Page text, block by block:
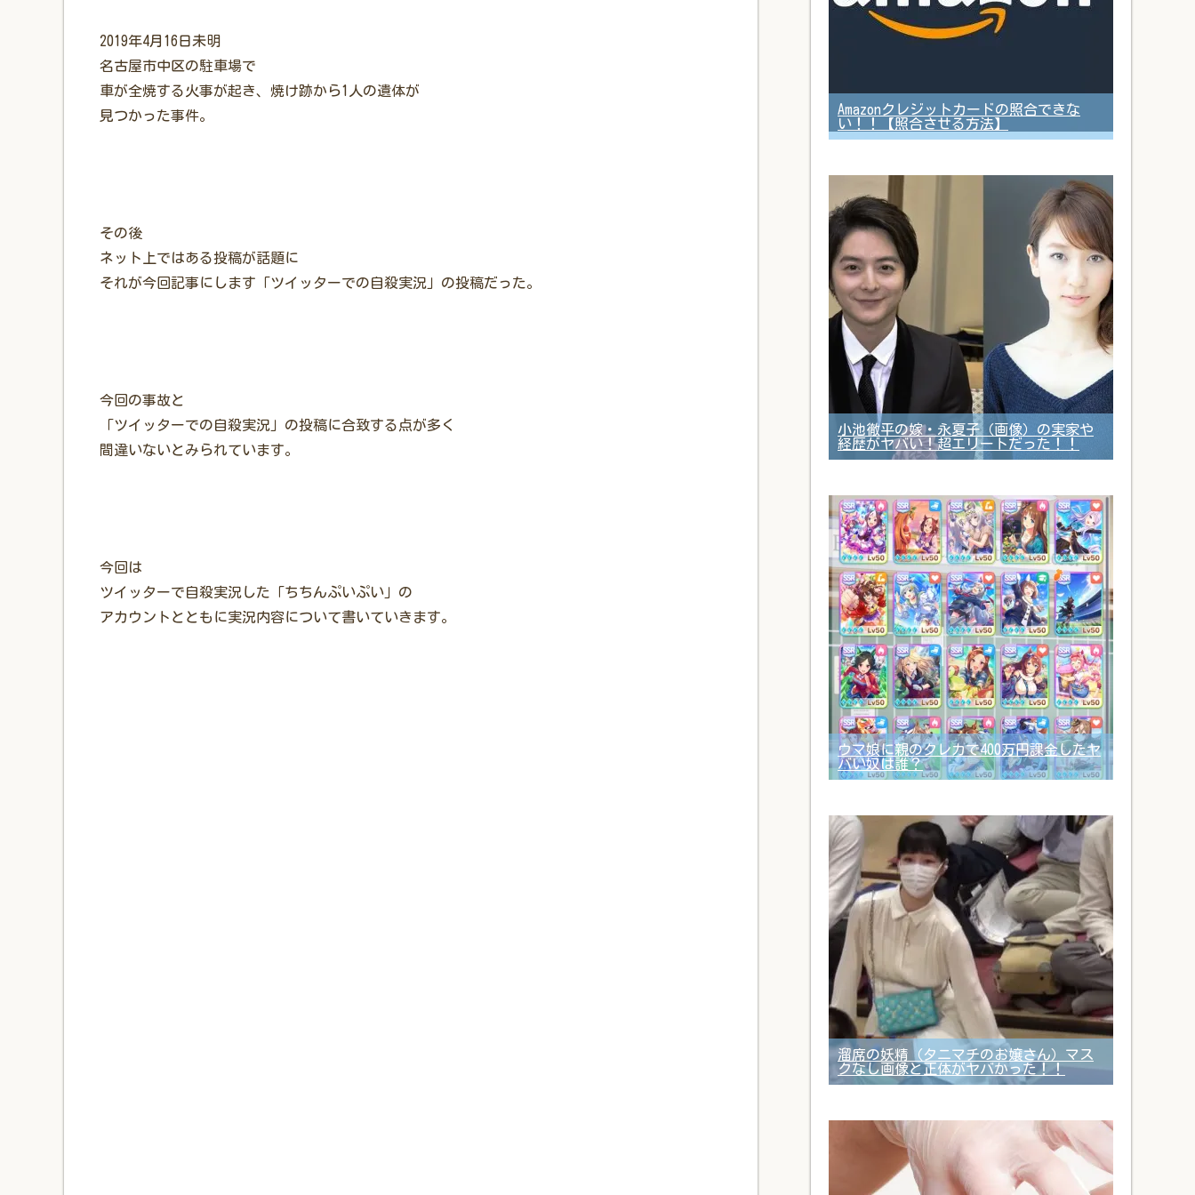
2019年4月16日未明
名古屋市中区の駐車場で
車が全焼する火事が起き、焼け跡から1人の遺体が
見つかった事件。
その後
ネット上ではある投稿が話題に
それが今回記事にします「ツイッターでの自殺実況」の投稿だった。
今回の事故と
「ツイッターでの自殺実況」の投稿に合致する点が多く
間違いないとみられています。
今回は
ツイッターで自殺実況した「ちちんぷいぷい」の
アカウントとともに実況内容について書いていきます。
Amazonクレジットカードの照合できな
い！！【照合させる方法】
小池徹平の嫁・永夏子（画像）の実家や
経歴がヤバい！超エリートだった！！
ウマ娘に親のクレカで400万円課金したヤ
バい奴は誰？
溜席の妖精（タニマチのお嬢さん）マス
クなし画像と正体がヤバかった！！